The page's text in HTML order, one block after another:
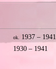
ok. 1937 – 1941
1930 – 1941